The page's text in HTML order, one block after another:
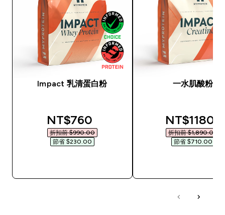
Impact 乳清蛋白粉
discounted price
NT$760‎
折扣前 $990.00‎
節省 $230.00‎
一水肌酸粉
NT$1180‎
折扣前 $1,890.00‎
節省 $710.00‎